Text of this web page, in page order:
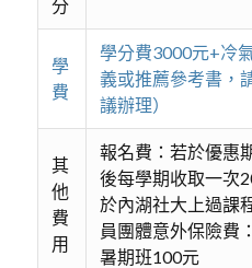
分
學
費
學分費3000元+冷
義或推薦參考書，
議辦理）
其
他
費
用
報名費：若於優惠
後每學期收取一次
於內湖社大上過課
員團體意外保險費
暑期班100元